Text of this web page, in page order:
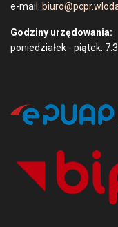
e-mail:
Godziny urzędowania:
poniedziałek - piątek: